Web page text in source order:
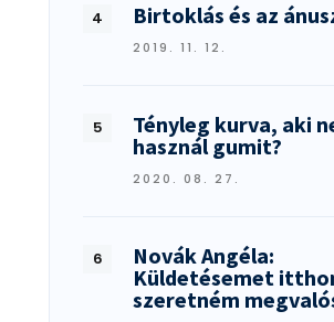
Birtoklás és az
2019. 11. 12.
Tényleg kurva, aki
használ gumit?
2020. 08. 27.
Novák Angéla:
Küldetésemet
szeretném